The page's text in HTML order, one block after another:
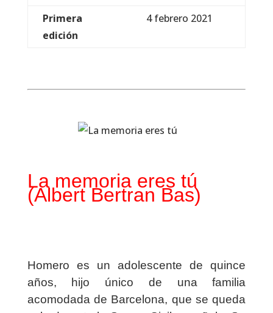
Primera
edición
4 febrero 2021
La memoria eres tú
(Albert Bertran Bas)
Homero es un adolescente de quince
años, hijo único de una familia
acomodada de Barcelona, que se queda